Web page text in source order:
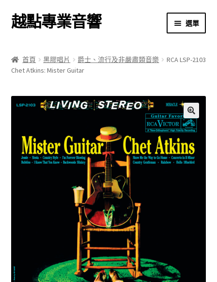
跳
至
覽
列
跳
至
要
內
越點專業音響 選單
商店
關於我們
結帳
首頁 黑膠唱片 爵士、流行及非嚴肅類音樂
RCA LSP-2103
Chet Atkins: Mister Guitar
🔍